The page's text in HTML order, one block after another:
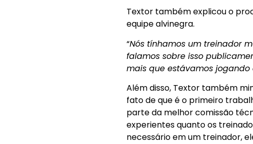
Textor também explicou o
equipe alvinegra.
“Nós tínhamos um treinador
falamos sobre isso
mais que estávamos
Além disso, Textor também
fato de que é o primeiro
parte da melhor comissão
experientes quanto os
necessário em um treinador,